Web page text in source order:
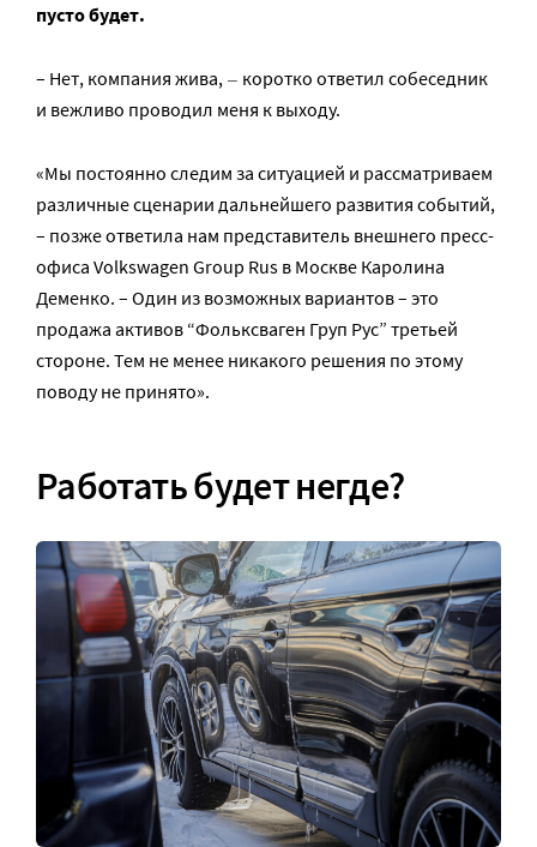
пусто будет.
– Нет, компания жива, – коротко ответил собеседник
и вежливо проводил меня к выходу.
«Мы постоянно следим за ситуацией и рассматриваем
различные сценарии дальнейшего развития событий,
– позже ответила нам представитель внешнего пресс-
офиса Volkswagen Group Rus в Москве Каролина
Деменко. – Один из возможных вариантов – это
продажа активов “Фольксваген Груп Рус” третьей
стороне. Тем не менее никакого решения по этому
поводу не принято».
Работать будет негде?